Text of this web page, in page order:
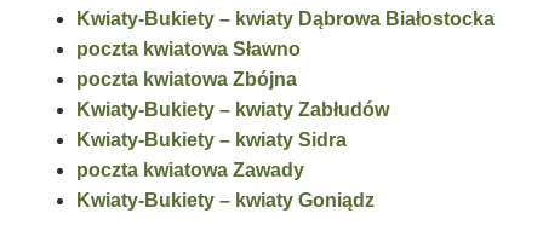
Kwiaty-Bukiety – kwiaty Dąbrowa Białostocka
poczta kwiatowa Sławno
poczta kwiatowa Zbójna
Kwiaty-Bukiety – kwiaty Zabłudów
Kwiaty-Bukiety – kwiaty Sidra
poczta kwiatowa Zawady
Kwiaty-Bukiety – kwiaty Goniądz